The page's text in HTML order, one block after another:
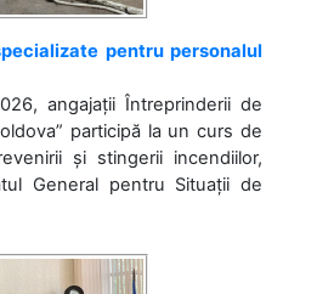
pentru personalul
angajații Întreprinderii de
participă la un curs de
și stingerii incendiilor,
General pentru Situații de